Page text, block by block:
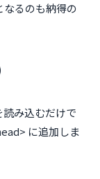
なるのも納得の
み込むだけで
に追加しま